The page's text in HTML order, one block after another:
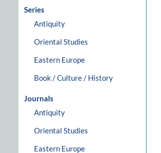
Series
Antiquity
Oriental Studies
Eastern Europe
Book / Culture / History
Journals
Antiquity
Oriental Studies
Eastern Europe